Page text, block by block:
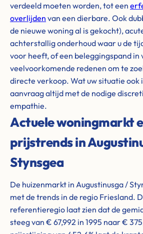
verdeeld moeten worden, tot een
overlijden van een dierbare. Ook
de nieuwe woning al is gekocht),
achterstallig onderhoud waar u de
voor heeft, of een beleggingspand in
veelvoorkomende redenen om te
directe verkoop. Wat uw situatie ook
aanvraag altijd met de nodige
empathie.
Actuele woningmarkt
prijstrends in
Stynsgea
De huizenmarkt in Augustinusga /
met de trends in de regio Friesland.
referentieregio laat zien dat de
steeg van € 67,992 in 1995 naar €